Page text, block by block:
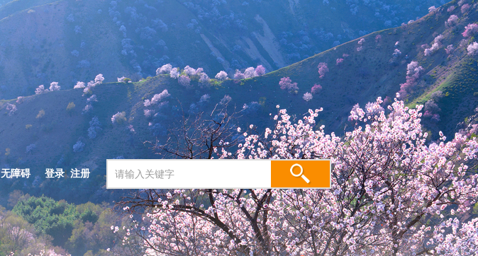
登录|注册
无障碍